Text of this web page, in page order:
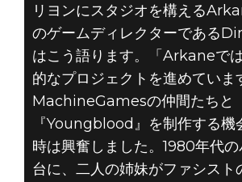
リヨンにスタジオを構える
のゲームディレクターである
はこう語ります。「Arkaneで
的なプロジェクトを進めていま
MachineGamesの仲間たちと
『Youngblood』を制作する機
時は興奮しました。1980年代
台に、二人の姉妹がファシスト